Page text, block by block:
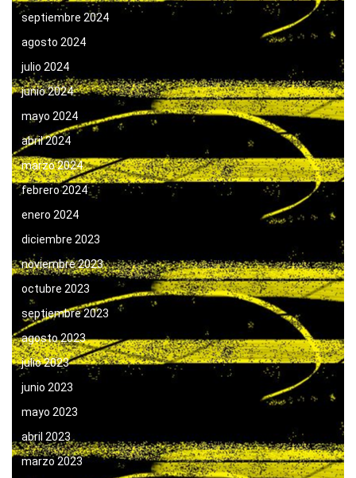
septiembre 2024
agosto 2024
julio 2024
junio 2024
mayo 2024
abril 2024
marzo 2024
febrero 2024
enero 2024
diciembre 2023
noviembre 2023
octubre 2023
septiembre 2023
agosto 2023
julio 2023
junio 2023
mayo 2023
abril 2023
marzo 2023